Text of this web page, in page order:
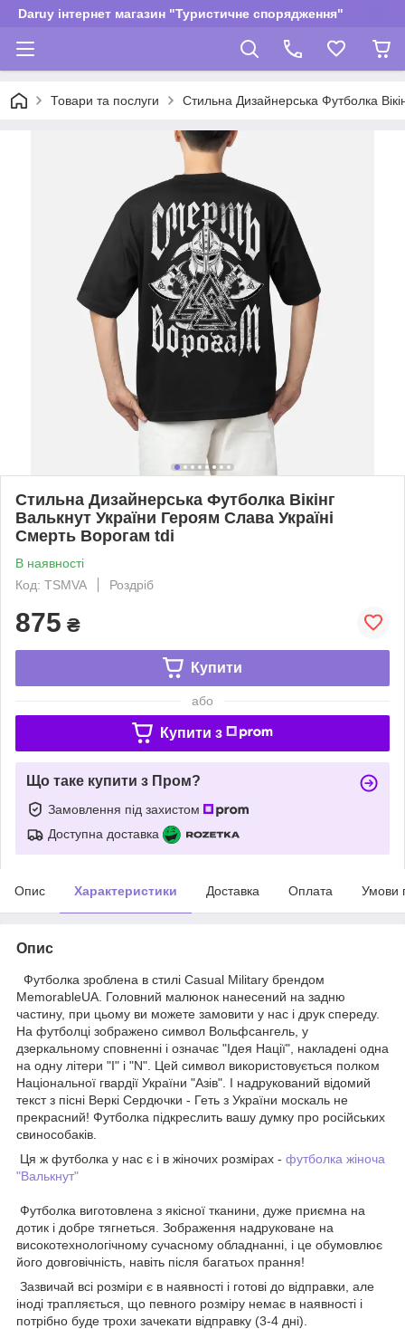
Daruy інтернет магазин "Туристичне спорядження"
Товари та послуги Стильна Дизайнерська Футболка
Стильна Дизайнерська Футболка Вікінг
Валькнут України Героям Слава Україні
Смерть Ворогам tdi
В наявності
Код: TSMVA
Роздріб
875 ₴
Купити
або
Купити з
Що таке купити з Пром?
Замовлення під захистом
Доступна доставка
Опис Характеристики Доставка Оплата Умови
Опис
Футболка зроблена в стилі Casual Military брендом
MemorableUA. Головний малюнок нанесений на задню
частину, при цьому ви можете замовити у нас і друк спереду.
На футболці зображено символ Вольфсангель, у
дзеркальному сповненні і означає "Ідея Нації", накладені одна
на одну літери "І" і "N". Цей символ використовується полком
Національної гвардії України "Азів". І надрукований відомий
текст з пісні Веркі Сердючки - Геть з України москаль не
прекрасний! Футболка підкреслить вашу думку про російських
свинособаків.
Ця ж футболка у нас є і в жіночих розмірах - футболка жіноча
"Валькнут"
Футболка виготовлена з якісної тканини, дуже приємна на
дотик і добре тягнеться. Зображення надруковане на
високотехнологічному сучасному обладнанні, і це обумовлює
його довговічність, навіть після багатьох прання!
Зазвичай всі розміри є в наявності і готові до відправки, але
іноді трапляється, що певного розміру немає в наявності і
потрібно буде трохи зачекати відправку (3-4 дні).